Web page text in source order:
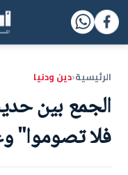
الرئيسية‹دين ودنيا
الجمع بين
فلا تصوموا"